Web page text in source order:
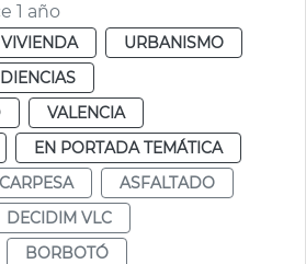
1 año
URBANISMO
VALENCIA
EN PORTADA TEMÁTICA
CARPESA
ASFALTADO
DECIDIM VLC
BORBOTÓ